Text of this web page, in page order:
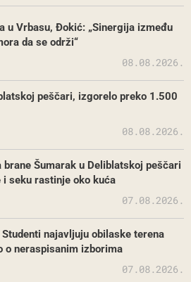
u Vrbasu, Đokić: „Sinergija između
da se održi“
08.08.2026.
peščari, izgorelo preko 1.500
08.08.2026.
brane Šumarak u Deliblatskoj peščari
i seku rastinje oko kuća
07.08.2026.
najavljuju obilaske terena
o neraspisanim izborima
07.08.2026.